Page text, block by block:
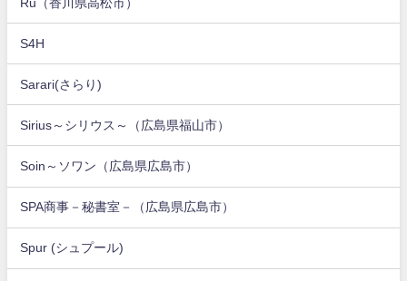
Ru（香川県高松市）
S4H
Sarari(さらり)
Sirius～シリウス～（広島県福山市）
Soin～ソワン（広島県広島市）
SPA商事－秘書室－（広島県広島市）
Spur (シュプール)